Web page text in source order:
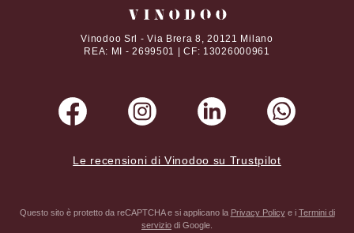
Vinodoo Srl - Via Brera 8, 20121 Milano
REA: MI - 2699501 | CF: 13026000961
Le recensioni di Vinodoo su Trustpilot
Questo sito è protetto da reCAPTCHA e si applicano la Privacy Policy e i Termini di
servizio di Google.